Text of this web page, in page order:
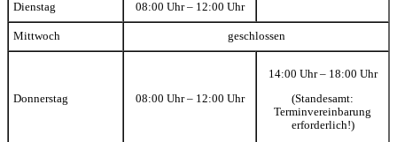
Dienstag 08:00 Uhr – 12:00 Uhr
Mittwoch geschlossen
Donnerstag 08:00 Uhr – 12:00 Uhr
14:00 Uhr – 18:00 Uhr
(Standesamt:
Terminvereinbarung
erforderlich!)